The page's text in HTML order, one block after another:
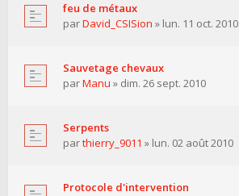
feu de métaux
parDavid_CSISion » lun. 11 oct. 2010
Sauvetage chevaux
parManu » dim. 26 sept. 2010
Serpents
parthierry_9011 » lun. 02 août 2010
Protocole d'intervention